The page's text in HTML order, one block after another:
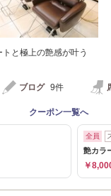
と極上の艶感が叶う
ブログ 9件
クーポン一覧へ
全員
艶カラ
￥